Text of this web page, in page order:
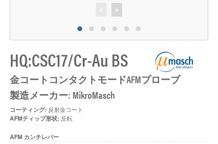
HQ:CSC17/Cr-Au BS
金コートコンタクトモードAFMプローブ
製造メーカー: MikroMasch
コーティング: 反射金コート
AFMティップ形状: 反転
AFM カンチレバー